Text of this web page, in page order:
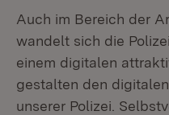
Auch im Bereich der
wandelt sich die
einem digitalen
gestalten den
unserer Polizei.